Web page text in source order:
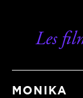
Les
MONIKA